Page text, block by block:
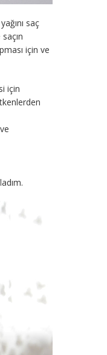
saç
için ve
için